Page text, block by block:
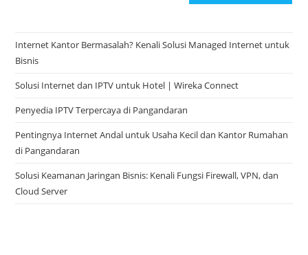
Internet Kantor Bermasalah? Kenali Solusi Managed Internet untuk
Bisnis
Solusi Internet dan IPTV untuk Hotel | Wireka Connect
Penyedia IPTV Terpercaya di Pangandaran
Pentingnya Internet Andal untuk Usaha Kecil dan Kantor Rumahan
di Pangandaran
Solusi Keamanan Jaringan Bisnis: Kenali Fungsi Firewall, VPN, dan
Cloud Server